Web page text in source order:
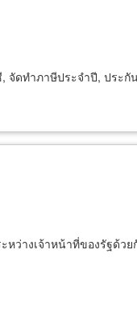
ดทำภาษีประจำปี, ประกั
างเจ้าหน้าที่ของรัฐด้วย